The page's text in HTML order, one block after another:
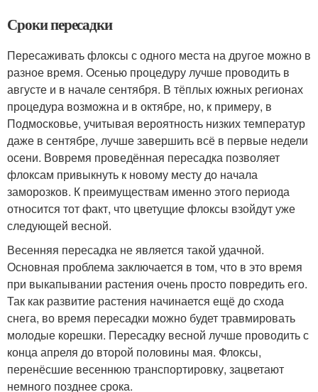
Сроки пересадки
Пересаживать флоксы с одного места на другое можно в
разное время. Осенью процедуру лучше проводить в
августе и в начале сентября. В тёплых южных регионах
процедура возможна и в октябре, но, к примеру, в
Подмосковье, учитывая вероятность низких температур
даже в сентябре, лучше завершить всё в первые недели
осени. Вовремя проведённая пересадка позволяет
флоксам привыкнуть к новому месту до начала
заморозков. К преимуществам именно этого периода
относится тот факт, что цветущие флоксы взойдут уже
следующей весной.
Весенняя пересадка не является такой удачной.
Основная проблема заключается в том, что в это время
при выкапывании растения очень просто повредить его.
Так как развитие растения начинается ещё до схода
снега, во время пересадки можно будет травмировать
молодые корешки. Пересадку весной лучше проводить с
конца апреля до второй половины мая. Флоксы,
перенёсшие весеннюю транспортировку, зацветают
немного позднее срока.